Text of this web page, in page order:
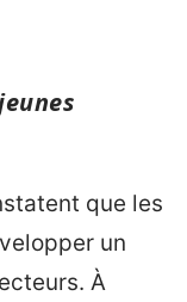
que les
un
À